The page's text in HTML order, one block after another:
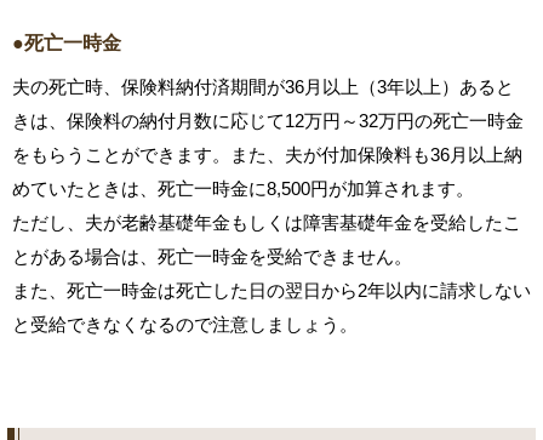
●死亡一時金
夫の死亡時、保険料納付済期間が36月以上（3年以上）あると
きは、保険料の納付月数に応じて12万円～32万円の死亡一時金
をもらうことができます。また、夫が付加保険料も36月以上納
めていたときは、死亡一時金に8,500円が加算されます。
ただし、夫が老齢基礎年金もしくは障害基礎年金を受給したこ
とがある場合は、死亡一時金を受給できません。
また、死亡一時金は死亡した日の翌日から2年以内に請求しない
と受給できなくなるので注意しましょう。